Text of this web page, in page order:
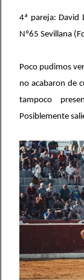
4ª pareja: David
Nº65 Sevillana
Poco pudimos
no acabaron de
tampoco
Posiblemente